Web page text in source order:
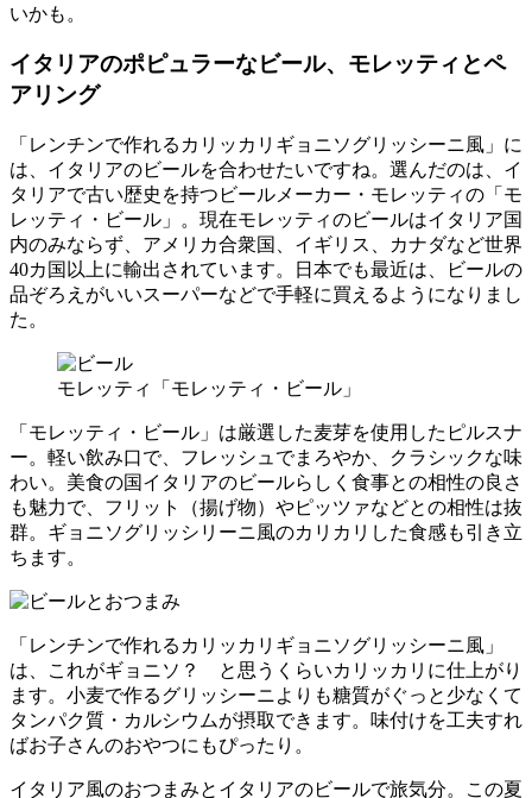
いかも。
イタリアのポピュラーなビール、モレッティとペ
アリング
「レンチンで作れるカリッカリギョニソグリッシーニ風」に
は、イタリアのビールを合わせたいですね。選んだのは、イ
タリアで古い歴史を持つビールメーカー・モレッティの「モ
レッティ・ビール」。現在モレッティのビールはイタリア国
内のみならず、アメリカ合衆国、イギリス、カナダなど世界
40カ国以上に輸出されています。日本でも最近は、ビールの
品ぞろえがいいスーパーなどで手軽に買えるようになりまし
た。
モレッティ「モレッティ・ビール」
「モレッティ・ビール」は厳選した麦芽を使用したピルスナ
ー。軽い飲み口で、フレッシュでまろやか、クラシックな味
わい。美食の国イタリアのビールらしく食事との相性の良さ
も魅力で、フリット（揚げ物）やピッツァなどとの相性は抜
群。ギョニソグリッシリーニ風のカリカリした食感も引き立
ちます。
「レンチンで作れるカリッカリギョニソグリッシーニ風」
は、これがギョニソ？ と思うくらいカリッカリに仕上がり
ます。小麦で作るグリッシーニよりも糖質がぐっと少なくて
タンパク質・カルシウムが摂取できます。味付けを工夫すれ
ばお子さんのおやつにもぴったり。
イタリア風のおつまみとイタリアのビールで旅気分。この夏